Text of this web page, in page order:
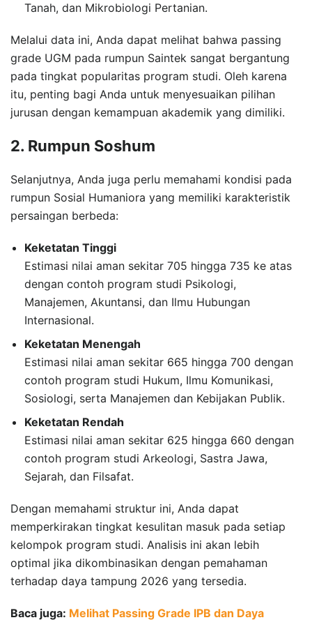
Tanah, dan Mikrobiologi Pertanian.
Melalui data ini, Anda dapat melihat bahwa passing
grade UGM pada rumpun Saintek sangat bergantung
pada tingkat popularitas program studi. Oleh karena
itu, penting bagi Anda untuk menyesuaikan pilihan
jurusan dengan kemampuan akademik yang dimiliki.
2. Rumpun Soshum
Selanjutnya, Anda juga perlu memahami kondisi pada
rumpun Sosial Humaniora yang memiliki karakteristik
persaingan berbeda:
Keketatan Tinggi
Estimasi nilai aman sekitar 705 hingga 735 ke atas
dengan contoh program studi Psikologi,
Manajemen, Akuntansi, dan Ilmu Hubungan
Internasional.
Keketatan Menengah
Estimasi nilai aman sekitar 665 hingga 700 dengan
contoh program studi Hukum, Ilmu Komunikasi,
Sosiologi, serta Manajemen dan Kebijakan Publik.
Keketatan Rendah
Estimasi nilai aman sekitar 625 hingga 660 dengan
contoh program studi Arkeologi, Sastra Jawa,
Sejarah, dan Filsafat.
Dengan memahami struktur ini, Anda dapat
memperkirakan tingkat kesulitan masuk pada setiap
kelompok program studi. Analisis ini akan lebih
optimal jika dikombinasikan dengan pemahaman
terhadap daya tampung 2026 yang tersedia.
Baca juga: Melihat Passing Grade IPB dan Daya